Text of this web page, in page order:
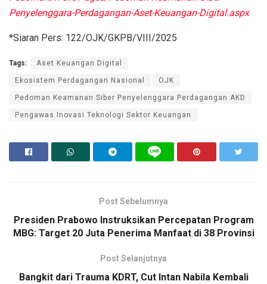
Penyelenggara-Perdagangan-Aset-Keuangan-Digital.aspx
*Siaran Pers: 122/OJK/GKPB/VIII/2025
Tags: Aset Keuangan Digital
Ekosistem Perdagangan Nasional OJK
Pedoman Keamanan Siber Penyelenggara Perdagangan AKD
Pengawas Inovasi Teknologi Sektor Keuangan
Post Sebelumnya
Presiden Prabowo Instruksikan Percepatan Program
MBG: Target 20 Juta Penerima Manfaat di 38 Provinsi
Post Selanjutnya
Bangkit dari Trauma KDRT, Cut Intan Nabila Kembali